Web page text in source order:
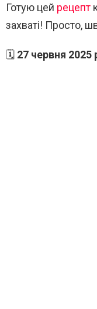
Готую цей рецепт
захваті! Просто,
🗓 27 червня 2025